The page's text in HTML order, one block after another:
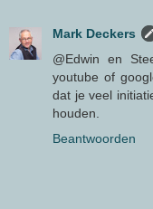
Mark Deckers
@Edwin en
youtube of
dat je veel
houden.
Beantwoorden